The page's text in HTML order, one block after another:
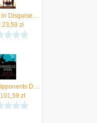
Blessing in Disguise : A Novel - Danielle Steel
23,59 zł
Worthy Opponents Danielle Steel
101,59 zł